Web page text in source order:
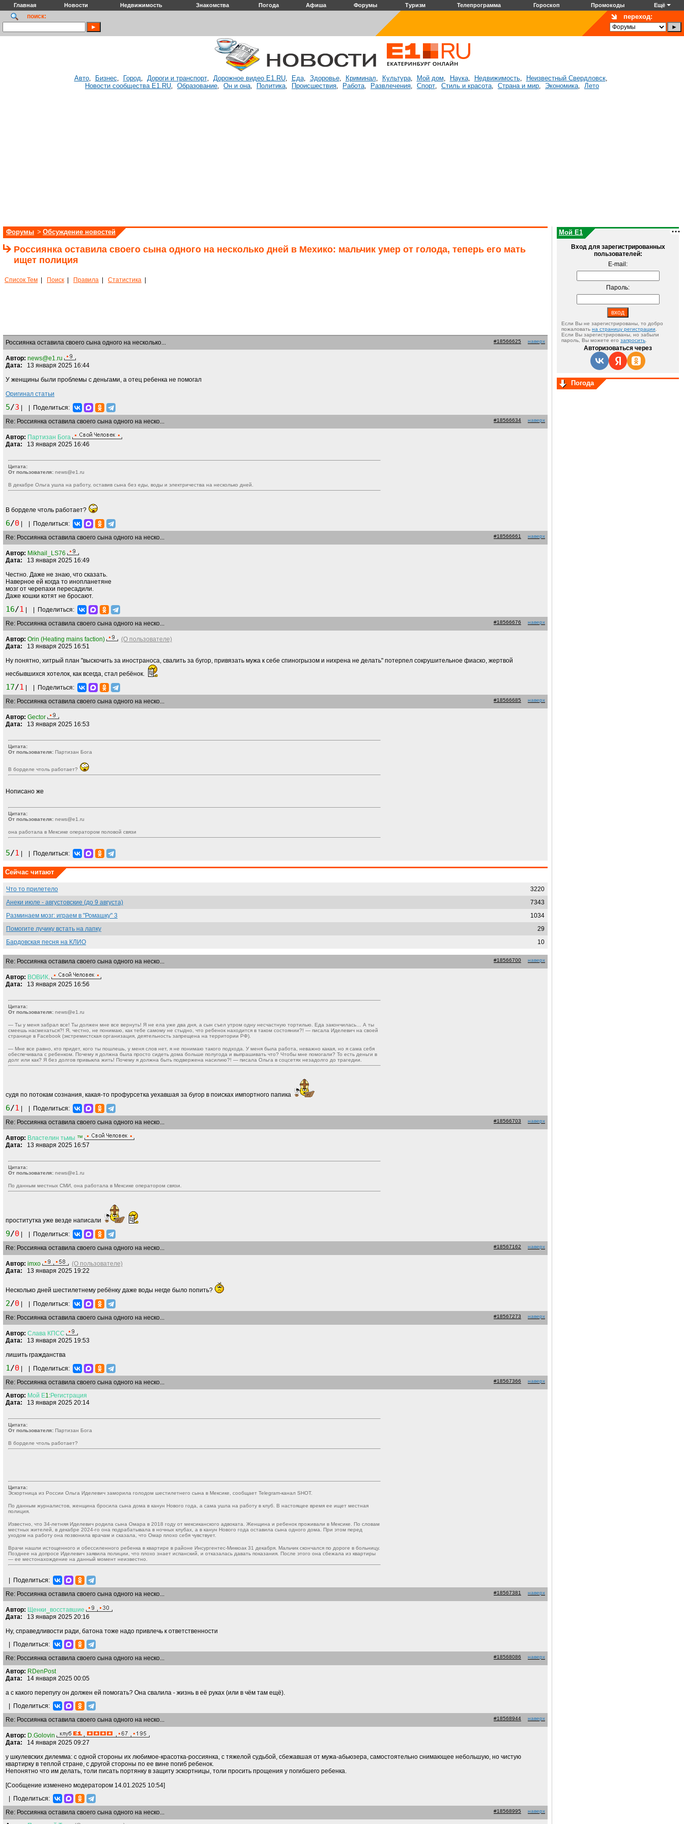
Главная Новости Недвижимость Знакомства Погода Афиша Форумы Туризм Телепрограмма Гороскоп Промокоды Ещё
поиск: переход:
Авто, Бизнес, Город, Дороги и транспорт, Дорожное видео E1.RU, Еда, Здоровье, Криминал, Культура, Мой дом, Наука, Недвижимость, Неизвестный Свердловск,
Новости сообщества E1.RU, Образование, Он и она, Политика, Происшествия, Работа, Развлечения, Спорт, Стиль и красота, Страна и мир, Экономика, Лето
Форумы > Обсуждение новостей
Россиянка оставила своего сына одного на несколько дней в Мехико: мальчик умер от голода, теперь его мать
ищет полиция
Список Тем Поиск Правила Статистика
Россиянка оставила своего сына одного на несколько... #18566625 наверх
Автор: news@e1.ru
Дата: 13 января 2025 16:44
У женщины были проблемы с деньгами, а отец ребенка не помогал
Оригинал статьи
5/3
Поделиться:
Re: Россиянка оставила своего сына одного на неско...
#18566634 наверх
Автор: Партизан Бога
Дата: 13 января 2025 16:46
Цитата:
От пользователя: news@e1.ru
В декабре Ольга ушла на работу, оставив сына без еды, воды и электричества на несколько дней.
В борделе чтоль работает?
6/0
Поделиться:
Re: Россиянка оставила своего сына одного на неско...
#18566661 наверх
Автор: Mikhail_LS76
Дата: 13 января 2025 16:49
Честно. Даже не знаю, что сказать.
Наверное ей когда то инопланетяне
мозг от черепахи пересадили.
Даже кошки котят не бросают.
16/1
Поделиться:
Re: Россиянка оставила своего сына одного на неско...
#18566676 наверх
Автор: Orin (Heating mains faction)
(О пользователе)
Дата: 13 января 2025 16:51
Ну понятно, хитрый план "выскочить за иностраноса, свалить за бугор, привязать мужа к себе спиногрызом и нихрена не делать" потерпел сокрушительное фиаско, жертвой
несбывшихся хотелок, как всегда, стал ребёнок.
17/1
Поделиться:
Re: Россиянка оставила своего сына одного на неско...
#18566685 наверх
Автор: Gector
Дата: 13 января 2025 16:53
Цитата:
От пользователя: Партизан Бога
В борделе чтоль работает?
Нописано же
Цитата:
От пользователя: news@e1.ru
она работала в Мексике оператором половой связи
5/1 Поделиться:
Сейчас читают
Что то прилетело
3220
Анеки июле - августовские (до 9 августа)
7343
Разминаем мозг: играем в "Ромашку" 3
1034
Помогите лучику встать на лапку
29
Бардовская песня на КЛИО
10
Re: Россиянка оставила своего сына одного на неско... #18566700 наверх
Автор: ВОВИК.
Дата: 13 января 2025 16:56
Цитата:
От пользователя: news@e1.ru
— Ты у меня забрал все! Ты должен мне все вернуть! Я не ела уже два дня, а сын съел утром одну несчастную тортилью. Еда закончилась… А ты
смеешь насмехаться?! Я, честно, не понимаю, как тебе самому не стыдно, что ребенок находится в таком состоянии?! — писала Иделевич на своей
странице в Facebook (экстремистская организация, деятельность запрещена на территории РФ).
— Мне все равно, кто придет, кого ты пошлешь, у меня слов нет, я не понимаю такого подхода. У меня была работа, неважно какая, но я сама себя
обеспечивала с ребенком. Почему я должна была просто сидеть дома больше полугода и выпрашивать что? Чтобы мне помогали? То есть деньги в
долг или как? Я без долгов привыкла жить! Почему я должна быть подвержена насилию?! — писала Ольга в соцсетях незадолго до трагедии.
судя по потокам сознания, какая-то профурсетка уехавшая за бугор в поисках импортного папика
6/1
Поделиться:
Re: Россиянка оставила своего сына одного на неско...
#18566703 наверх
Автор: Властелин тьмы ™
Дата: 13 января 2025 16:57
Цитата:
От пользователя: news@e1.ru
По данным местных СМИ, она работала в Мексике оператором связи.
проститутка уже везде написали
9/0
Поделиться:
Re: Россиянка оставила своего сына одного на неско...
#18567162 наверх
Автор: imxo
(О пользователе)
Дата: 13 января 2025 19:22
Несколько дней шестилетнему ребёнку даже воды негде было попить?
2/0
Поделиться:
Re: Россиянка оставила своего сына одного на неско...
#18567273 наверх
Автор: Слава КПСС
Дата: 13 января 2025 19:53
лишить гражданства
1/0
Поделиться:
Re: Россиянка оставила своего сына одного на неско...
#18567366 наверх
Автор: Мой Е1:Регистрация
Дата: 13 января 2025 20:14
Цитата:
От пользователя: Партизан Бога
В борделе чтоль работает?
Цитата:
Эскортница из России Ольга Иделевич заморила голодом шестилетнего сына в Мексике, сообщает Telegram-канал SHOT.
По данным журналистов, женщина бросила сына дома в канун Нового года, а сама ушла на работу в клуб. В настоящее время ее ищет местная
полиция.
Известно, что 34-летняя Иделевич родила сына Омара в 2018 году от мексиканского адвоката. Женщина и ребенок проживали в Мексике. По словам
местных жителей, в декабре 2024-го она подрабатывала в ночных клубах, а в канун Нового года оставила сына одного дома. При этом перед
уходом на работу она позвонила врачам и сказала, что Омар плохо себя чувствует.
Врачи нашли истощенного и обессиленного ребенка в квартире в районе Инсургентес-Миккоак 31 декабря. Мальчик скончался по дороге в больницу.
Позднее на допросе Иделевич заявила полиции, что плохо знает испанский, и отказалась давать показания. После этого она сбежала из квартиры
— ее местонахождение на данный момент неизвестно.
Поделиться:
Re: Россиянка оставила своего сына одного на неско...
#18567381 наверх
Автор: Щенки восставшие
Дата: 13 января 2025 20:16
Ну, справедливости ради, батона тоже надо привлечь к ответственности
Поделиться:
Re: Россиянка оставила своего сына одного на неско...
#18568086 наверх
Автор: RDenPost
Дата: 14 января 2025 00:05
а с какого перепугу он должен ей помогать? Она свалила - жизнь в её руках (или в чём там ещё).
Поделиться:
Re: Россиянка оставила своего сына одного на неско...
#18568944 наверх
Автор: D.Golovin
Дата: 14 января 2025 09:27
у шкулевских дилемма: с одной стороны их любимое-красотка-россиянка, с тяжелой судьбой, сбежавшая от мужа-абьюзера, самостоятельно снимающее небольшую, но чистую
квартирку в теплой стране, с другой стороны по ее вине погиб ребенок.
Непонятно что им делать, толи писать портянку в защиту эскортницы, толи просить прощения у погибшего ребенка.
[Сообщение изменено модератором 14.01.2025 10:54]
Поделиться:
Re: Россиянка оставила своего сына одного на неско...
#18568995 наверх
Мой E1
Вход для зарегистрированных
пользователей:
E-mail:
Пароль:
Если Вы не зарегистрированы, то добро
пожаловать на страницу регистрации
Если Вы зарегистрированы, но забыли
пароль, Вы можете его запросить
Авторизоваться через
Погода